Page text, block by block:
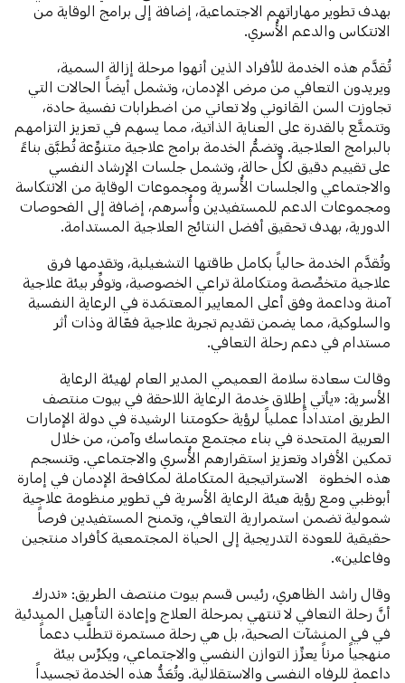
بهدف تطوير مهاراتهم الاجتماعية، إضافة إلى برامج الوقاية من
الانتكاس والدعم الأُسري.
تُقدَّم هذه الخدمة للأفراد الذين أنهوا مرحلة إزالة السمية،
ويريدون التعافي من مرض الإدمان، وتشمل أيضاً الحالات التي
تجاوزت السن القانوني ولا تعاني من اضطرابات نفسية حادة،
وتتمتَّع بالقدرة على العناية الذاتية، مما يسهم في تعزيز التزامهم
بالبرامج العلاجية. وتضمُّ الخدمة برامج علاجية متنوِّعة تُطبَّق بناءً
على تقييم دقيق لكلِّ حالة، وتشمل جلسات الإرشاد النفسي
والاجتماعي والجلسات الأُسرية ومجموعات الوقاية من الانتكاسة
ومجموعات الدعم للمستفيدين وأُسرهم، إضافة إلى الفحوصات
الدورية، بهدف تحقيق أفضل النتائج العلاجية المستدامة.
وتُقدَّم الخدمة حالياً بكامل طاقتها التشغيلية، وتقدمها فرق
علاجية متخصِّصة ومتكاملة تراعي الخصوصية، وتوفِّر بيئة علاجية
آمنة وداعمة وفق أعلى المعايير المعتمَدة في الرعاية النفسية
والسلوكية، مما يضمن تقديم تجربة علاجية فعّالة وذات أثر
مستدام في دعم رحلة التعافي.
وقالت سعادة سلامة العميمي المدير العام لهيئة الرعاية
الأسرية: «يأتي إطلاق خدمة الرعاية اللاحقة في بيوت منتصف
الطريق امتداداً عملياً لرؤية حكومتنا الرشيدة في دولة الإمارات
العربية المتحدة في بناء مجتمع متماسك وآمن، من خلال
تمكين الأفراد وتعزيز استقرارهم الأُسري والاجتماعي. وتنسجم
هذه الخطوة الاستراتيجية المتكاملة لمكافحة الإدمان في إمارة
أبوظبي ومع رؤية هيئة الرعاية الأسرية في تطوير منظومة علاجية
شمولية تضمن استمرارية التعافي، وتمنح المستفيدين فرصاً
حقيقية للعودة التدريجية إلى الحياة المجتمعية كأفراد منتجين
وفاعلين».
وقال راشد الظاهري، رئيس قسم بيوت منتصف الطريق: «ندرك
أنَّ رحلة التعافي لا تنتهي بمرحلة العلاج وإعادة التأهيل المبدئية
في في المنشآت الصحية، بل هي رحلة مستمرة تتطلَّب دعماً
منهجياً مرناً يعزِّز التوازن النفسي والاجتماعي، ويكرِّس بيئة
داعمة للرفاه النفسي والاستقلالية. وتُعَدُّ هذه الخدمة تجسيداً